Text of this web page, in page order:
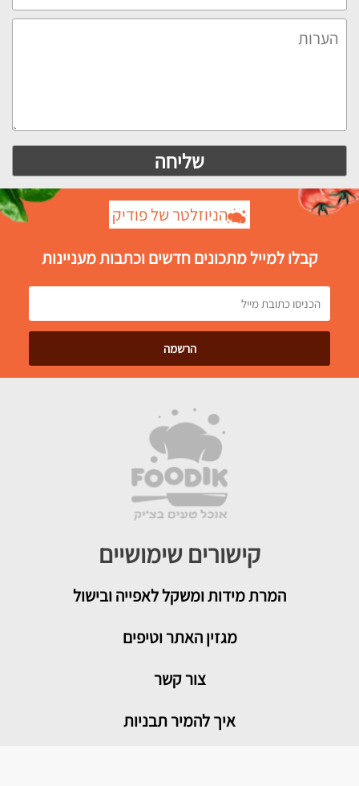
הניוזלטר של פודיק
קבלו למייל מתכונים חדשים וכתבות מעניינות
קישורים שימושיים
המרת מידות ומשקל לאפייה ובישול
מגזין האתר וטיפים
צור קשר
איך להמיר תבניות